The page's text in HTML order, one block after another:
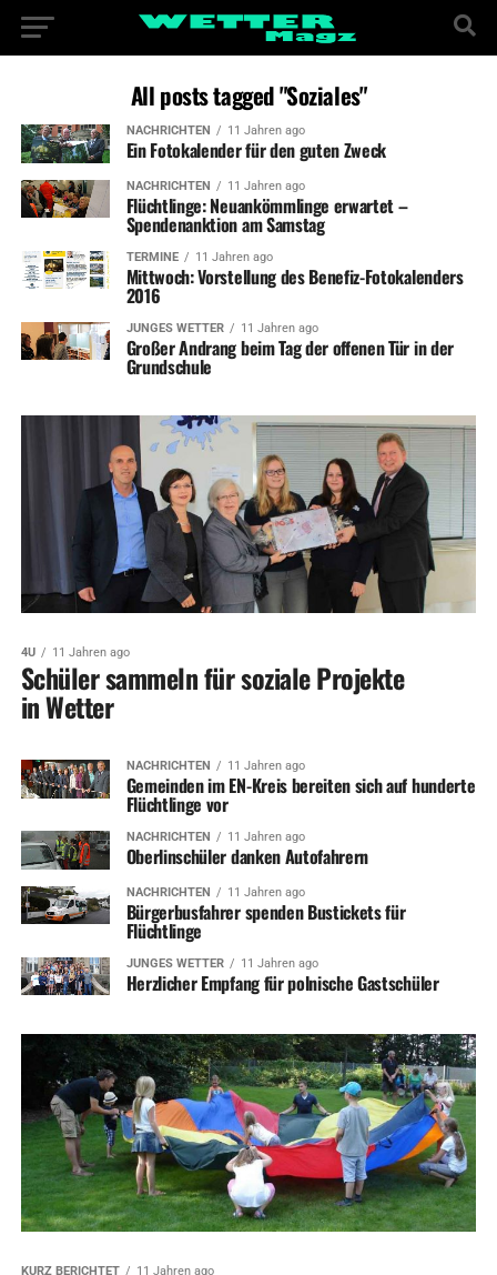
All posts tagged "Soziales"
NACHRICHTEN 11 Jahren ago
Ein Fotokalender für den guten Zweck
NACHRICHTEN 11 Jahren ago
Flüchtlinge: Neuankömmlinge erwartet –
Spendenanktion am Samstag
TERMINE 11 Jahren ago
Mittwoch: Vorstellung des Benefiz-Fotokalenders
2016
JUNGES WETTER 11 Jahren ago
Großer Andrang beim Tag der offenen Tür in der
Grundschule
4U 11 Jahren ago
Schüler sammeln für soziale Projekte
in Wetter
NACHRICHTEN 11 Jahren ago
Gemeinden im EN-Kreis bereiten sich auf hunderte
Flüchtlinge vor
NACHRICHTEN 11 Jahren ago
Oberlinschüler danken Autofahrern
NACHRICHTEN 11 Jahren ago
Bürgerbusfahrer spenden Bustickets für
Flüchtlinge
JUNGES WETTER 11 Jahren ago
Herzlicher Empfang für polnische Gastschüler
KURZ BERICHTET 11 Jahren ago